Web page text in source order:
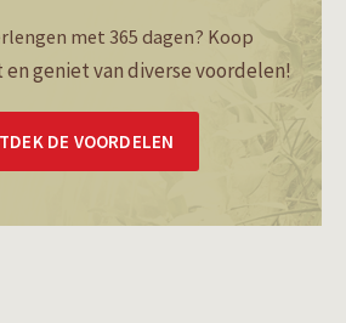
met 365 dagen? Koop
geniet van diverse voordelen!
DE VOORDELEN